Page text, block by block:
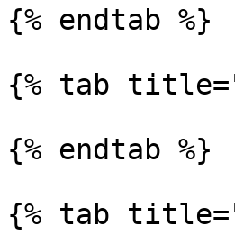
{% endtab %}
{% tab
{% endtab %}
{% tab